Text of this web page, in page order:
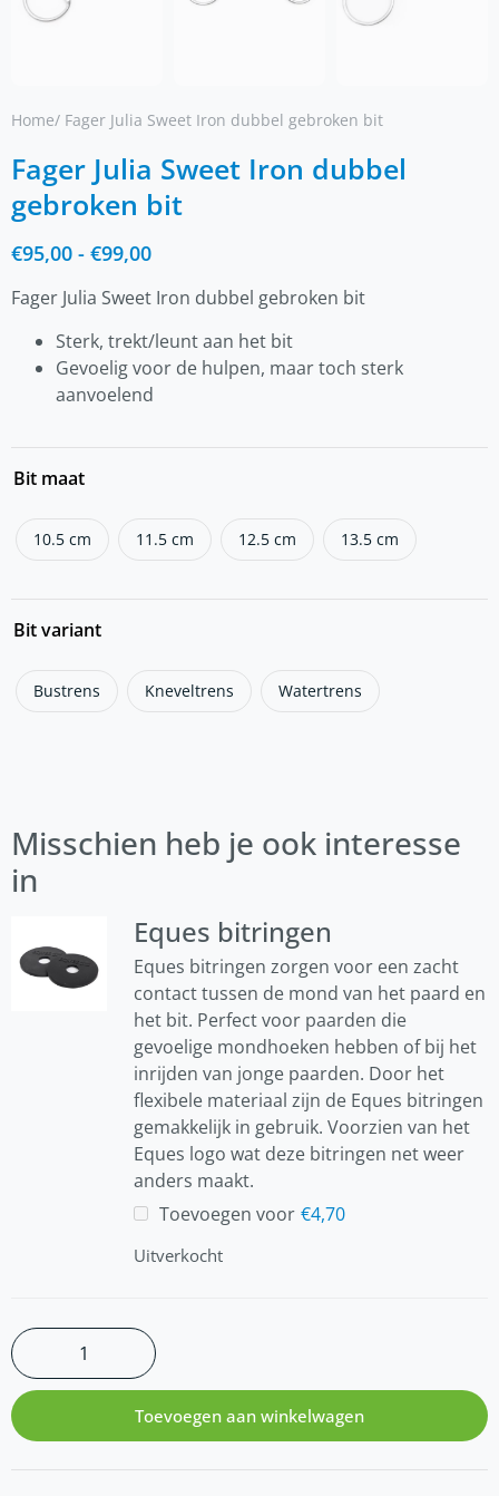
Home/ Fager Julia Sweet Iron dubbel gebroken bit
Fager Julia Sweet Iron dubbel
gebroken bit
€95,00 - €99,00
Fager Julia Sweet Iron dubbel gebroken bit
Sterk, trekt/leunt aan het bit
Gevoelig voor de hulpen, maar toch sterk
aanvoelend
Bit maat
10.5 cm 11.5 cm 12.5 cm 13.5 cm
Bit variant
Bustrens Kneveltrens Watertrens
Misschien heb je ook interesse
in
Eques bitringen
Eques bitringen zorgen voor een zacht
contact tussen de mond van het paard en
het bit. Perfect voor paarden die
gevoelige mondhoeken hebben of bij het
inrijden van jonge paarden. Door het
flexibele materiaal zijn de Eques bitringen
gemakkelijk in gebruik. Voorzien van het
Eques logo wat deze bitringen net weer
anders maakt.
Toevoegen voor €4,70
Uitverkocht
Toevoegen aan winkelwagen